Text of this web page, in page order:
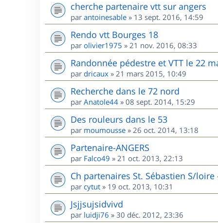
cherche partenaire vtt sur angers
par antoinesable » 13 sept. 2016, 14:59
Rendo vtt Bourges 18
par olivier1975 » 21 nov. 2016, 08:33
Randonnée pédestre et VTT le 22
par dricaux » 21 mars 2015, 10:49
Recherche dans le 72 nord
par Anatole44 » 08 sept. 2014, 15:29
Des rouleurs dans le 53
par moumousse » 26 oct. 2014, 13:18
Partenaire-ANGERS
par Falco49 » 21 oct. 2013, 22:13
Ch partenaires St. Sébastien S/loire
par cytut » 19 oct. 2013, 10:31
Jsjjsujsidvivd
par luidji76 » 30 déc. 2012, 23:36